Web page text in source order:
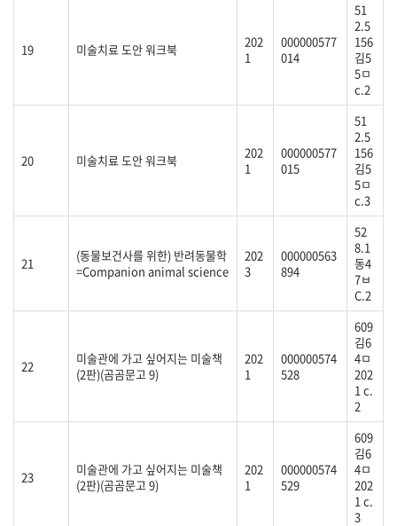
19 미술치료 도안 워크북
202
1
000000577
014
51
2.5
156
김5
5ㅁ
c.2
20 미술치료 도안 워크북
202
1
000000577
015
51
2.5
156
김5
5ㅁ
c.3
21
(동물보건사를 위한) 반려동물학
=Companion animal science
202
3
000000563
894
52
8.1
동4
7ㅂ
C.2
22
미술관에 가고 싶어지는 미술책
(2판)(곰곰문고 9)
202
1
000000574
528
609
김6
4ㅁ
202
1 c.
2
23
미술관에 가고 싶어지는 미술책
(2판)(곰곰문고 9)
202
1
000000574
529
609
김6
4ㅁ
202
1 c.
3